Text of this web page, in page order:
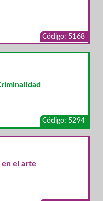
Código: 5168
Código: 5294
el arte